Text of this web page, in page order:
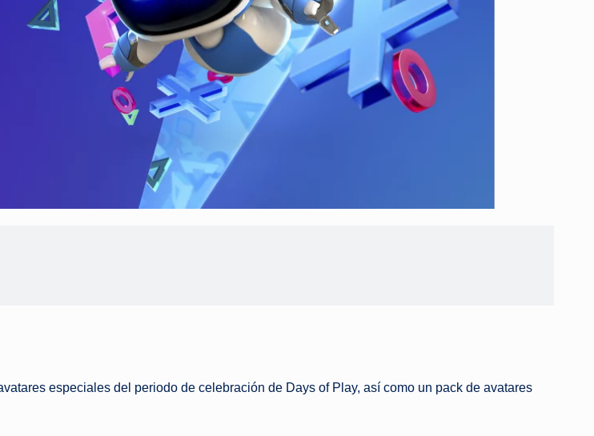
especiales del periodo de celebración de Days of Play, así como un pack de avatares